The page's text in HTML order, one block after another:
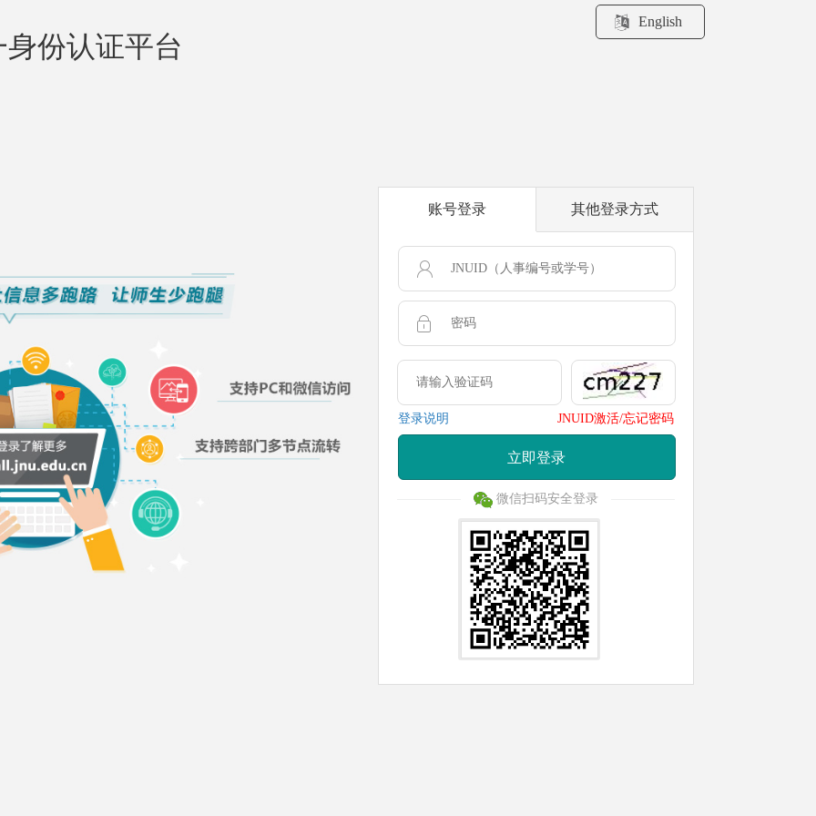
身份认证平台
English
账号登录 其他登录方式
登录说明 JNUID激活/忘记密码
立即登录
微信扫码安全登录